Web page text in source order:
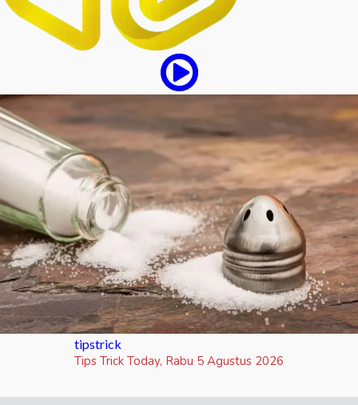
tipstrick
Tips Trick Today, Rabu 5 Agustus 2026